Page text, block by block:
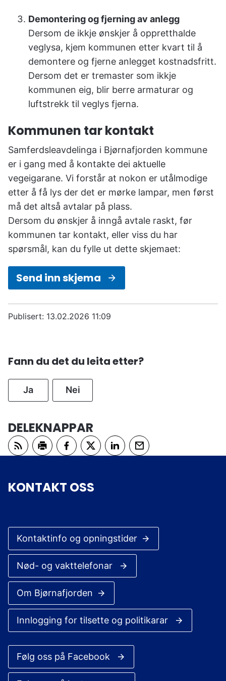
Demontering og fjerning av anlegg
Dersom de ikkje ønskjer å oppretthalde
veglysa, kjem kommunen etter kvart til å
demontere og fjerne anlegget kostnadsfritt.
Dersom det er tremaster som ikkje
kommunen eig, blir berre armaturar og
luftstrekk til veglys fjerna.
Kommunen tar kontakt
Samferdsleavdelinga i Bjørnafjorden kommune
er i gang med å kontakte dei aktuelle
vegeigarane. Vi forstår at nokon er utålmodige
etter å få lys der det er mørke lampar, men først
må det altså avtalar på plass.
Dersom du ønskjer å inngå avtale raskt, før
kommunen tar kontakt, eller viss du har
spørsmål, kan du fylle ut dette skjemaet:
Send inn skjema
Publisert 13.02.2026 11:09
Fann du det du leita etter?
Ja Nei
DELEKNAPPAR
KONTAKT OSS
Kontaktinfo og opningstider
Nød- og vakttelefonar
Om Bjørnafjorden
Innlogging for tilsette og politikarar
Følg oss på Facebook